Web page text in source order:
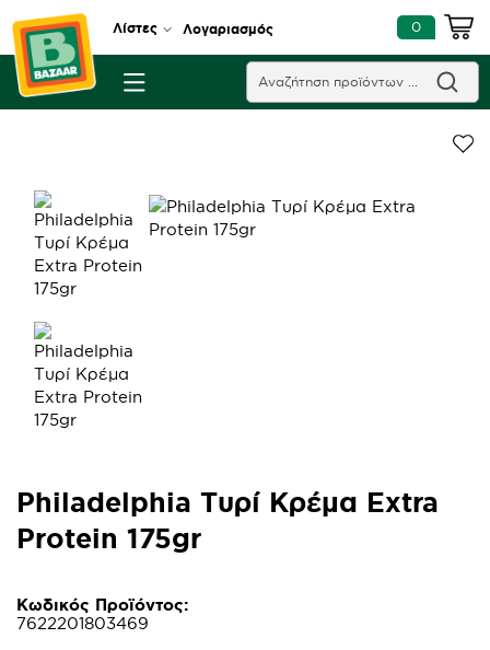
Λίστες Λογαριασμός 0
Philadelphia Τυρί Κρέμα Extra
Protein 175gr
Κωδικός Προϊόντος:
7622201803469